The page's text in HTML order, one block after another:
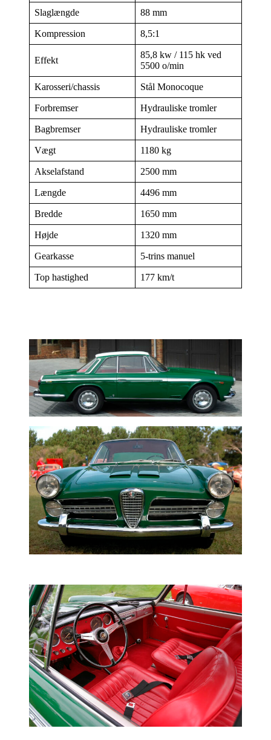
Slaglængde 88 mm
Kompression 8,5:1
Effekt
85,8 kw / 115 hk ved
5500 o/min
Karosseri/chassis Stål Monocoque
Forbremser Hydrauliske tromler
Bagbremser Hydrauliske tromler
Vægt 1180 kg
Akselafstand 2500 mm
Længde 4496 mm
Bredde 1650 mm
Højde 1320 mm
Gearkasse 5-trins manuel
Top hastighed 177 km/t